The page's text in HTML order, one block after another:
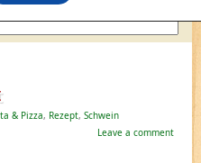
& Pizza, Rezept, Schwein
Leave a comment